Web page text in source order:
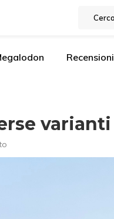
Recensioni
varianti